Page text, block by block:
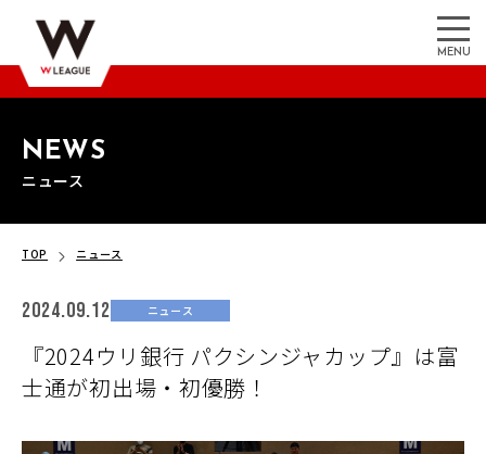
MENU
NEWS
ニュース
TOP ニュース
2024.09.12 ニュース
『2024ウリ銀行 パクシンジャカップ』は富
士通が初出場・初優勝！